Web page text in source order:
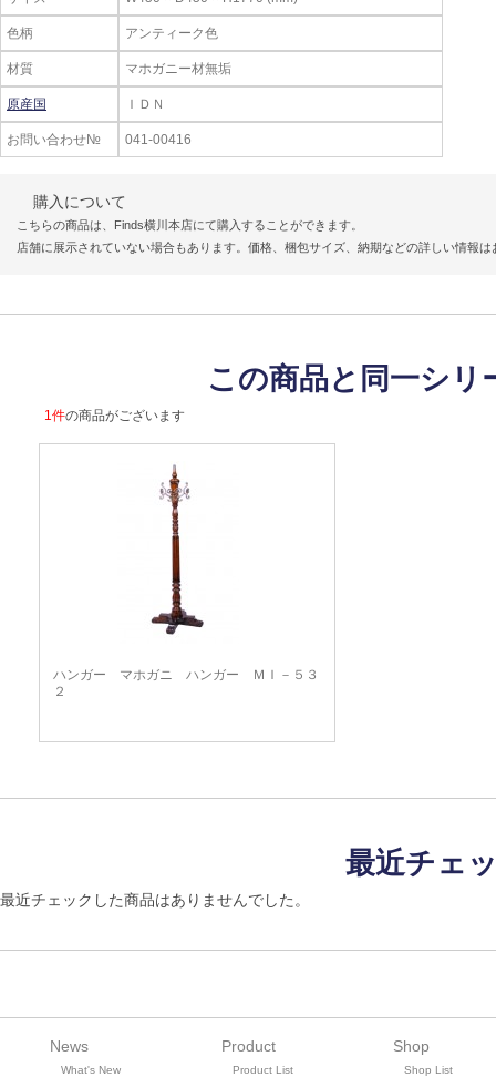
色柄 アンティーク色
材質 マホガニー材無垢
原産国 ＩＤＮ
お問い合わせ№ 041-00416
購入について
こちらの商品は、Finds横川本店にて購入することができます。
店舗に展示されていない場合もあります。価格、梱包サイズ、納期などの詳しい情報
この商品と同一シ
1件の商品がございます
ハンガー マホガニ ハンガー ＭＩ－５３
２
最近チェ
最近チェックした商品はありませんでした。
News
What's New
Product
Product List
Shop
Shop List